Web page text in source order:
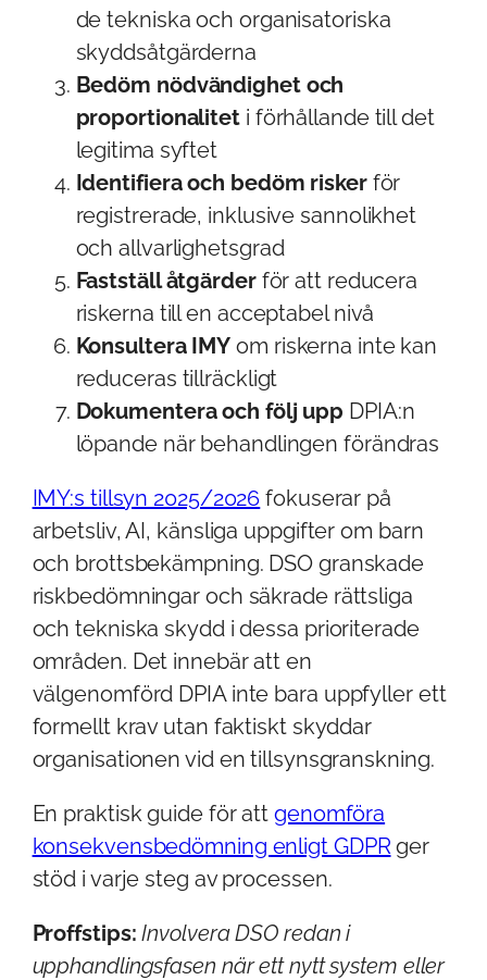
de tekniska och organisatoriska
skyddsåtgärderna
Bedöm nödvändighet och
proportionalitet i förhållande till det
legitima syftet
Identifiera och bedöm riskerför
registrerade, inklusive sannolikhet
och allvarlighetsgrad
Fastställ åtgärderför att reducera
riskerna till en acceptabel nivå
Konsultera IMY om riskerna inte kan
reduceras tillräckligt
Dokumentera och följ upp DPIA:n
löpande när behandlingen förändras
IMY:s tillsyn 2025/2026 fokuserar på
arbetsliv, AI, känsliga uppgifter om barn
och brottsbekämpning. DSO granskade
riskbedömningar och säkrade rättsliga
och tekniska skydd i dessa prioriterade
områden. Det innebär att en
välgenomförd DPIA inte bara uppfyller ett
formellt krav utan faktiskt skyddar
organisationen vid en tillsynsgranskning.
En praktisk guide för att genomföra
konsekvensbedömning enligt GDPR ger
stöd i varje steg av processen.
Proffstips: Involvera DSO redan i
upphandlingsfasen när ett nytt system eller